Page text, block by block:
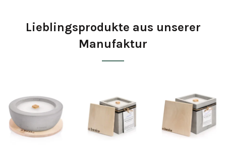
Lieblingsprodukte aus unserer
Manufaktur
Größe:
25cmx25cmx10cm
Größe:
13cmx13cmx13cm
Größe:
17cmx17cmx17cm